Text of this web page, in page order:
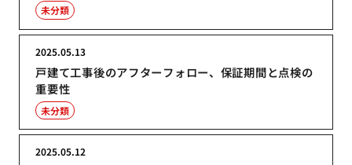
未分類
戸建て工事後のアフターフォロー、保証期間と点検の
重要性
2025.05.13
未分類
2025.05.12